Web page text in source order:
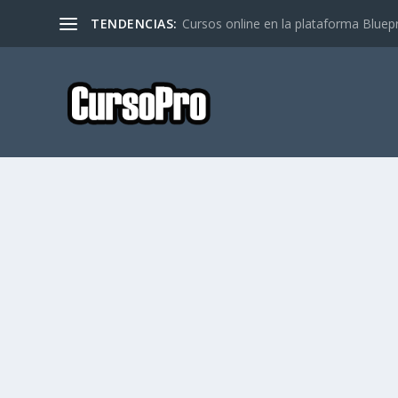
TENDENCIAS: Cursos online en la plataforma